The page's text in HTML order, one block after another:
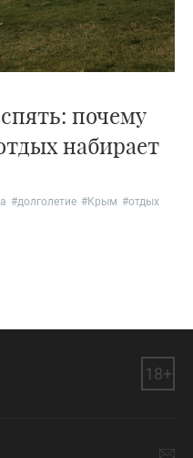
почему
набирает
#долголетие #Крым #отдых
18+